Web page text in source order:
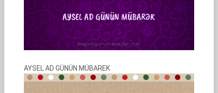
AYSEL AD GÜNÜN MÜBAREK